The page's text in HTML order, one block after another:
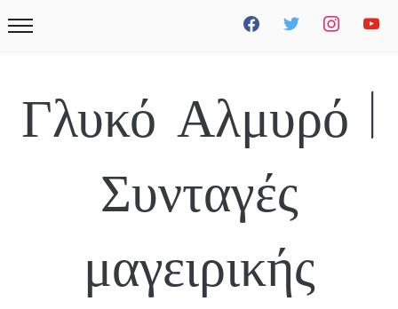
facebook twitter instagramyoutube
Γλυκό Αλμυρό |
Συνταγές
μαγειρικής